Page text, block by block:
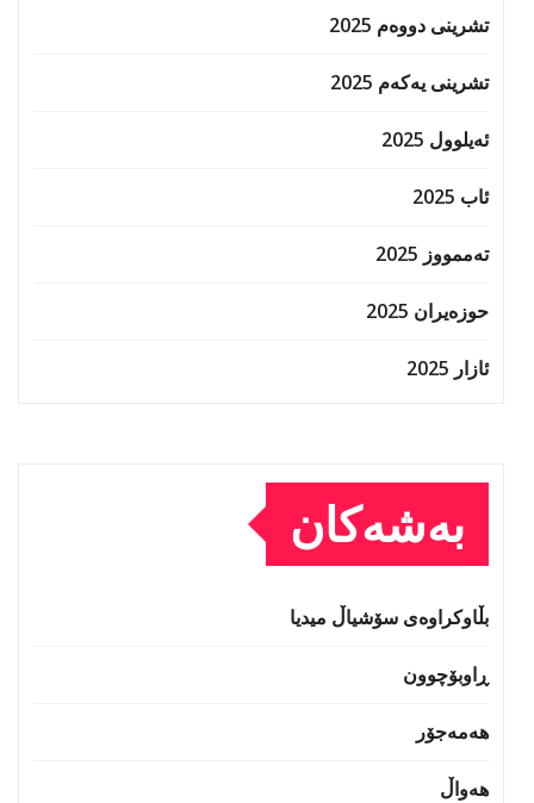
تشرینی دووەم 2025
تشرینی یەکەم 2025
ئەیلوول 2025
ئاب 2025
تەممووز 2025
حوزه‌یران 2025
ئازار 2025
بەشەکان
بڵاوکراوەی سۆشیاڵ میدیا
ڕاوبۆچوون
هەمەجۆر
هەواڵ